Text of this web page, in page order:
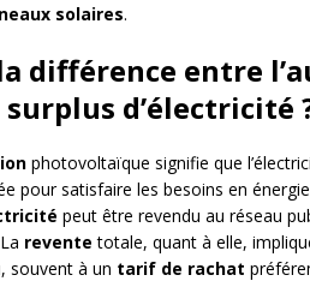
solaires.
différence entre
d’électricité
photovoltaïque signifie que
pour satisfaire les besoins en
peut être revendu au réseau
revente totale, quant à elle,
souvent à un tarif de rachat